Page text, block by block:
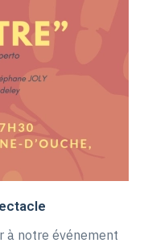
à notre événement